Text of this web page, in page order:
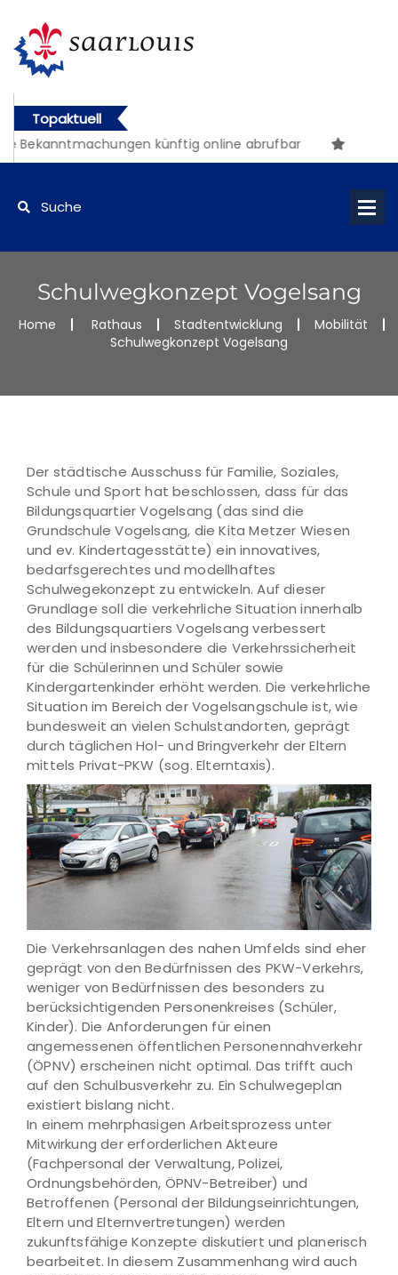
Topaktuell
künftig online abrufbar
Schulwegkonzept Vogelsang
Home Rathaus Stadtentwicklung
Mobilität
Schulwegkonzept Vogelsang
Der städtische Ausschuss für Familie, Soziales,
Schule und Sport hat beschlossen, dass für das
Bildungsquartier Vogelsang (das sind die
Grundschule Vogelsang, die Kita Metzer Wiesen
und ev. Kindertagesstätte) ein innovatives,
bedarfsgerechtes und modellhaftes
Schulwegekonzept zu entwickeln. Auf dieser
Grundlage soll die verkehrliche Situation innerhalb
des Bildungsquartiers Vogelsang verbessert
werden und insbesondere die Verkehrssicherheit
für die Schülerinnen und Schüler sowie
Kindergartenkinder erhöht werden. Die verkehrliche
Situation im Bereich der Vogelsangschule ist, wie
bundesweit an vielen Schulstandorten, geprägt
durch täglichen Hol- und Bringverkehr der Eltern
mittels Privat-PKW (sog. Elterntaxis).
Die Verkehrsanlagen des nahen Umfelds sind eher
geprägt von den Bedürfnissen des PKW-Verkehrs,
weniger von Bedürfnissen des besonders zu
berücksichtigenden Personenkreises (Schüler,
Kinder). Die Anforderungen für einen
angemessenen öffentlichen Personennahverkehr
(ÖPNV) erscheinen nicht optimal. Das trifft auch
auf den Schulbusverkehr zu. Ein Schulwegeplan
existiert bislang nicht.
In einem mehrphasigen Arbeitsprozess unter
Mitwirkung der erforderlichen Akteure
(Fachpersonal der Verwaltung, Polizei,
Ordnungsbehörden, ÖPNV-Betreiber) und
Betroffenen (Personal der Bildungseinrichtungen,
Eltern und Elternvertretungen) werden
zukunftsfähige Konzepte diskutiert und planerisch
bearbeitet. In diesem Zusammenhang wird auch